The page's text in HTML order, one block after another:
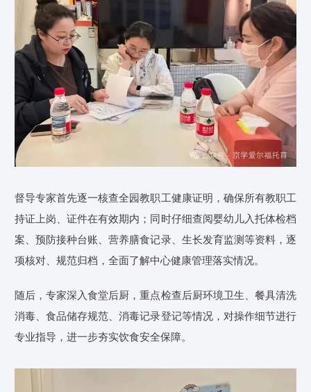
督导专家首先逐一核查全园教职工健康证明，确保所有教职工
持证上岗、证件在有效期内；同时仔细查阅婴幼儿入托体检档
案、预防接种台账、营养膳食记录、生长发育监测等资料，逐
项核对、规范归档，全面了解中心健康管理落实情况。
随后，专家深入食堂后厨，重点检查后厨环境卫生、餐具清洗
消毒、食品储存规范、消毒记录登记等情况，对操作细节进行
专业指导，进一步夯实饮食安全保障。